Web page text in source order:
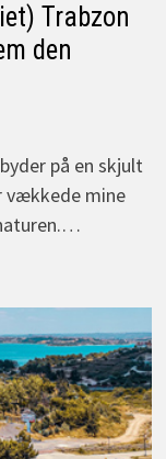
Trabzon
den
på en skjult
vækkede mine